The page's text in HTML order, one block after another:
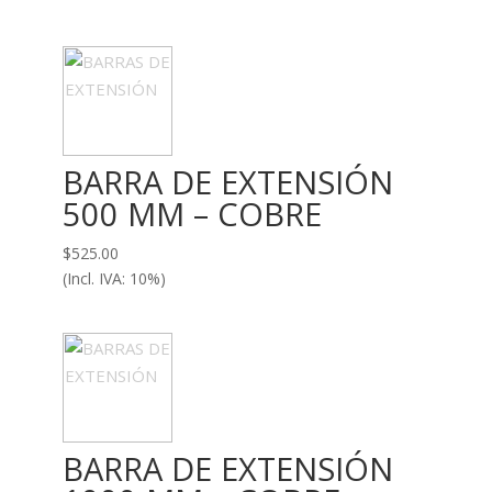
BARRA DE EXTENSIÓN
500 MM – COBRE
$525.00
(Incl. IVA: 10%)
BARRA DE EXTENSIÓN